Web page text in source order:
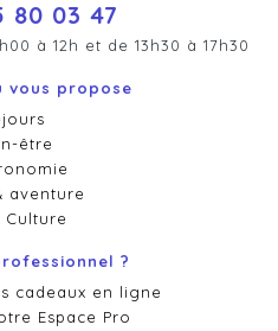
80 03 47
à 12h et de 13h30 à 17h30
vous propose
être
aventure
Culture
?
cadeaux en ligne
Espace Pro